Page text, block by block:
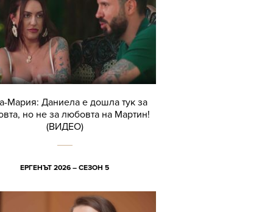
Мария: Даниела е дошла тук за
но не за любовта на Мартин!
(ВИДЕО)
ЕРГЕНЪТ 2026 – СЕЗОН 5